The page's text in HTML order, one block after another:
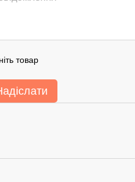
товар